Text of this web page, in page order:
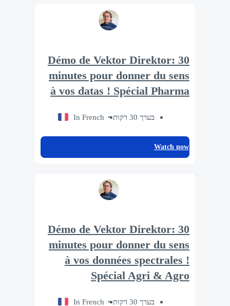
Démo de Vektor Direktor: 30
minutes pour donner du sens
à vos datas ! Spécial Pharma
בערך 30 דקות In French
Watch now
Démo de Vektor Direktor: 30
minutes pour donner du sens
à vos données spectrales !
Spécial Agri & Agro
בערך 30 דקות In French